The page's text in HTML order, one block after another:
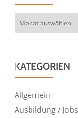
KATEGORIEN
Allgemein
Ausbildung / Jobs